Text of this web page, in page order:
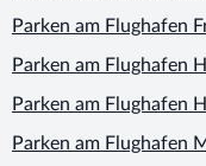
Parken am Flughafen
Parken am Flughafen
Parken am Flughafen
Parken am Flughafen